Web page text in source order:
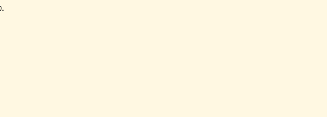
כמו אור טהור על העור.